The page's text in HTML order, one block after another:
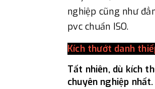
nghiệp cũng như
pvc chuẩn ISO.
Kích thướt danh
Tất nhiên, dù kích
chuyên nghiệp nhất.